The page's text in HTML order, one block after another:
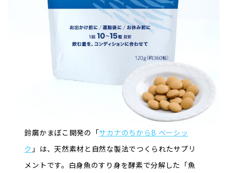
鈴廣かまぼこ開発の「サカナのちからB ベーシッ
ク 」は、天然素材と自然な製法でつくられたサプリ
メントです。白身魚のすり身を酵素で分解した「魚